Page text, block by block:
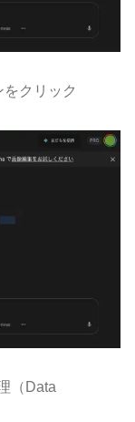
クリック
（Data